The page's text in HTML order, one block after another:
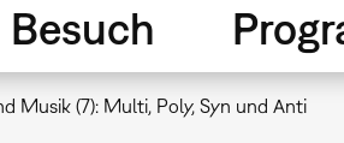
Besuch
Musik (7): Multi, Poly, Syn und Anti